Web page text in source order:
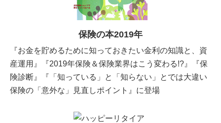
保険の本2019年
『お金を貯めるために知っておきたい金利の知識と、資
産運用』『2019年保険＆保険業界はこう変わる!?』『保
険診断』『「知っている」と「知らない」とでは大違い
保険の「意外な」見直しポイント』に登場